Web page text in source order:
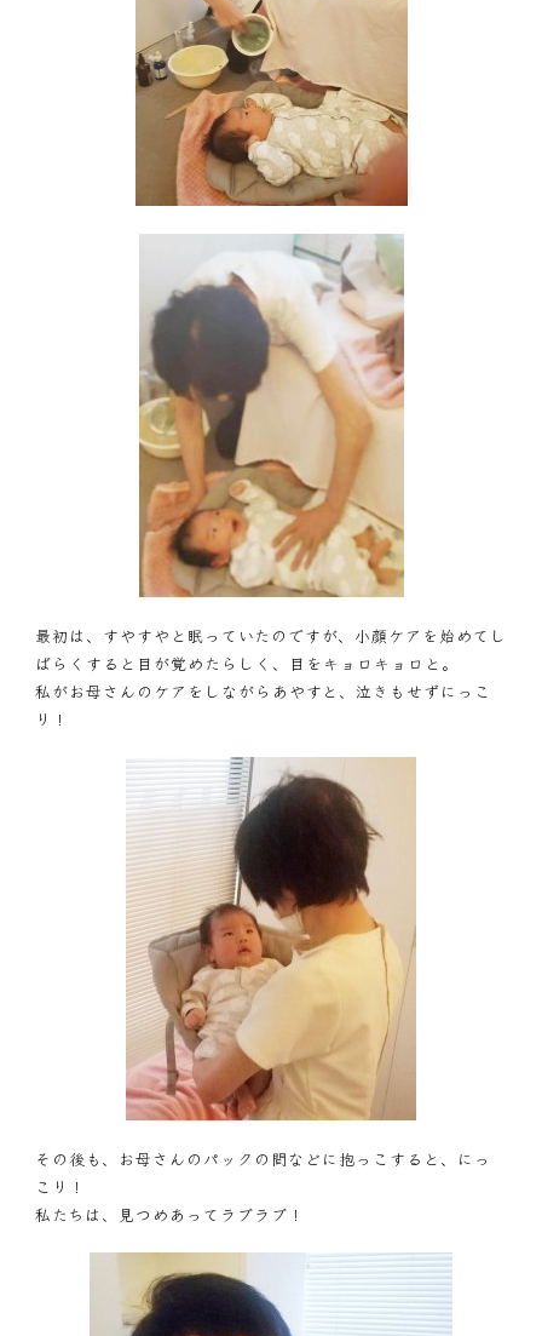
最初は、すやすやと眠っていたのですが、小顔ケアを始めてし
ばらくすると目が覚めたらしく、目をキョロキョロと。
私がお母さんのケアをしながらあやすと、泣きもせずにっこ
り！
その後も、お母さんのパックの間などに抱っこすると、にっ
こり！
私たちは、見つめあってラブラブ！